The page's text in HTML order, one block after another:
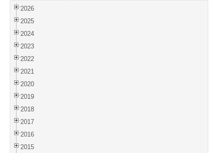
2026
2025
2024
2023
2022
2021
2020
2019
2018
2017
2016
2015